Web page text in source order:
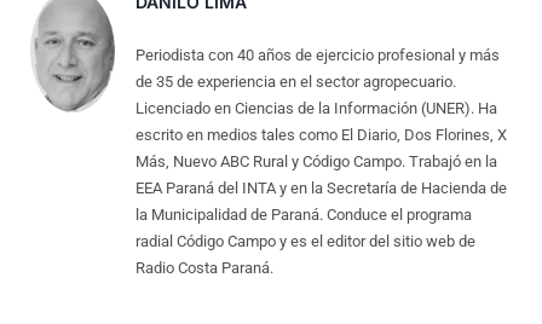
Periodista con 40 años de ejercicio profesional y más
de 35 de experiencia en el sector agropecuario.
Licenciado en Ciencias de la Información (UNER). Ha
escrito en medios tales como El Diario, Dos Florines, X
Más, Nuevo ABC Rural y Código Campo. Trabajó en la
EEA Paraná del INTA y en la Secretaría de Hacienda de
la Municipalidad de Paraná. Conduce el programa
radial Código Campo y es el editor del sitio web de
Radio Costa Paraná.